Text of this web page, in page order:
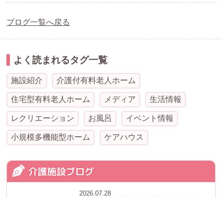
ブログ一覧へ戻る
よく読まれるタグ一覧
施設紹介 介護付有料老人ホーム
住宅型有料老人ホーム メディア 生活情報
レクリエーション お風呂 イベント情報
小規模多機能型ホーム ケアハウス
介護施設ブログ
2026.07.28